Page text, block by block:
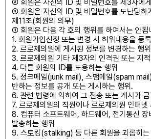
② 회원은 자신의 ID 및 비밀번호를 제3자에
③ 회원은 자신의 ID 및 비밀번호를 도난당하
제11조(회원의 의무)
① 회원은 다음 각 호의 행위를 하여서는 안됩
1. 회원가입신청 또는 변경 시 허위내용을 등
2. 르로제의원에 게시된 정보를 변경하는 행위
3. 르로제의원 기타 제3자의 인격권 또는 지
4. 다른 회원의 ID를 도용하는 행위
5. 정크메일(junk mail), 스팸메일(spam
반하는 정보를 공개 또는 게시하는 행위.
6. 관련 법령에 의하여 그 전송 또는 게시가
7. 르로제의원의 직원이나 르로제의원 인터
8. 컴퓨터 소프트웨어, 하드웨어, 전기통신
발송하는 행위
9. 스토킹(stalking) 등 다른 회원을 괴롭히는